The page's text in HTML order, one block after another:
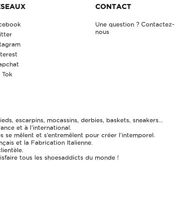
Tok
CONTACT
Une question ? Contactez-
nous
escarpins, mocassins, derbies, baskets, sneakers…
et à l’international.
se mêlent et s’entremêlent pour créer l’intemporel.
et la Fabrication Italienne.
tous les shoesaddicts du monde !